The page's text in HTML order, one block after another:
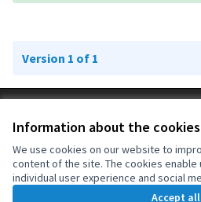
Information about the
We use cookies on our website to
content of the site. The cookies enable
individual user experience and social
Accept all
Version 1 of 1
Cookie settings
(External link)
OIDP at Facebook
(External link)
OIDP at YouTube
(External link)
English
Choose languageChoisir la langue